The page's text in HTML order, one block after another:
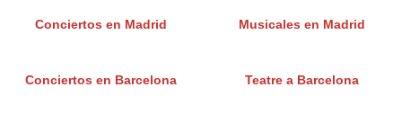
Conciertos en Madrid Musicales en Madrid
Conciertos en Barcelona Teatre a Barcelona